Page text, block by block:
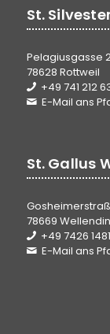
St.
Pelagiusgasse
78628 Rottweil
+49 741 212
E-Mail ans
St. Gallus
78669
+49 7426 1481
E-Mail ans